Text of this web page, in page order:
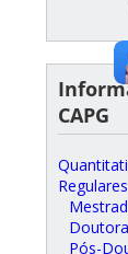
CAPG
Regulares
Pós-